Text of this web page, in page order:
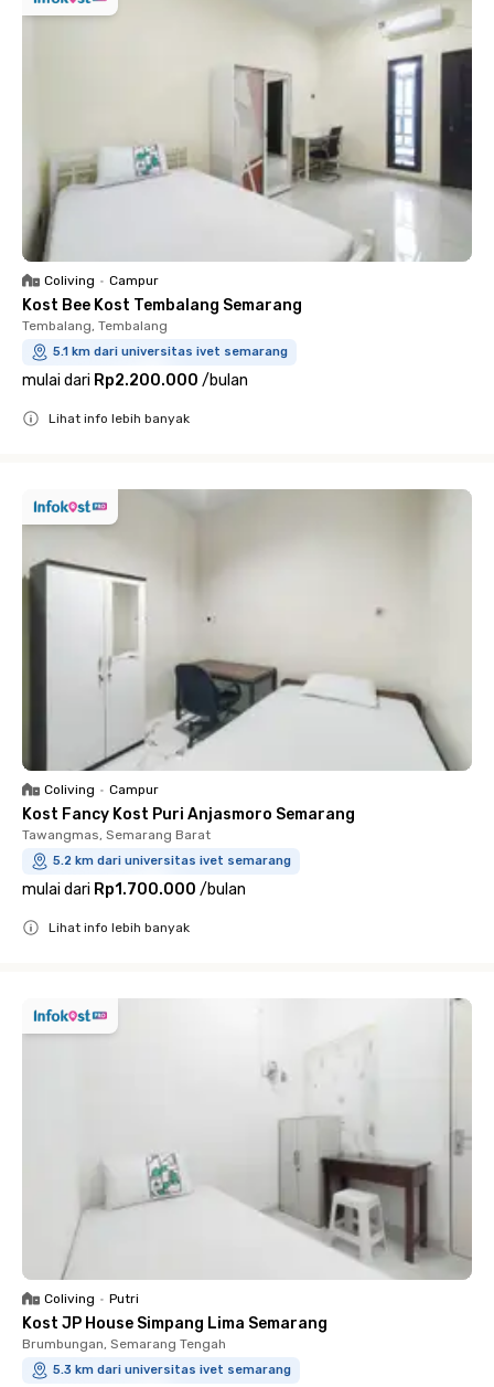
Coliving • Campur
Kost Bee Kost Tembalang Semarang
Tembalang, Tembalang
5.1 km dari universitas ivet semarang
mulai dari Rp2.200.000 /bulan
Lihat info lebih banyak
Coliving • Campur
Kost Fancy Kost Puri Anjasmoro Semarang
Tawangmas, Semarang Barat
5.2 km dari universitas ivet semarang
mulai dari Rp1.700.000 /bulan
Lihat info lebih banyak
Coliving • Putri
Kost JP House Simpang Lima Semarang
Brumbungan, Semarang Tengah
5.3 km dari universitas ivet semarang